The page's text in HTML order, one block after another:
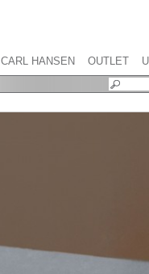
CARL HANSEN OUTLET